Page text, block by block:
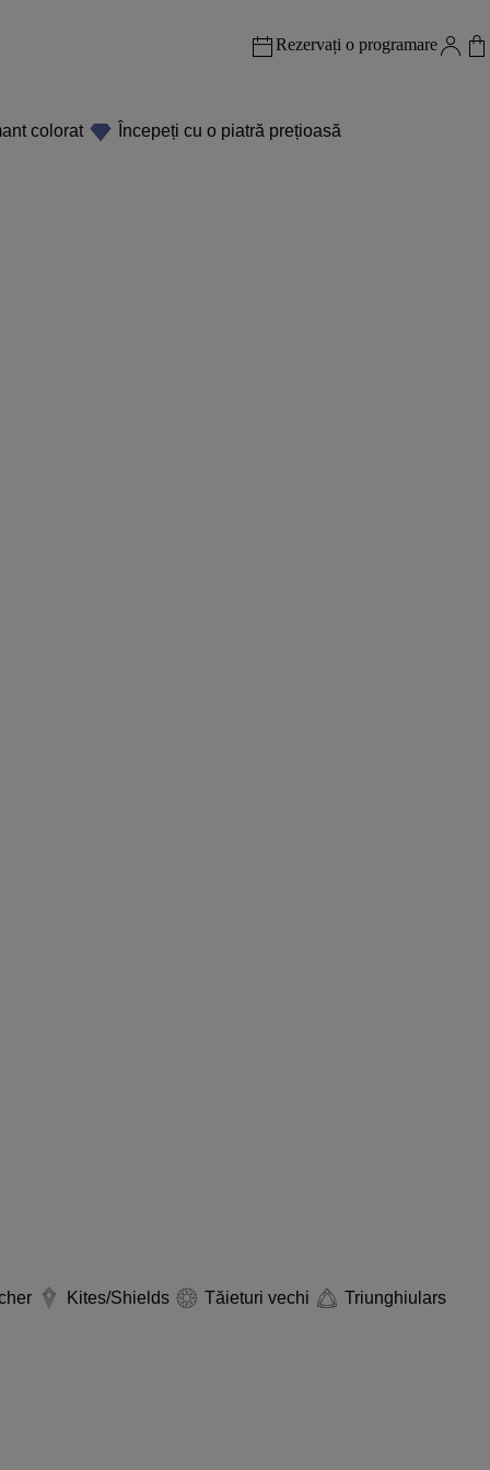
Rezervați o programare
colorat Începeți cu o piatră prețioasă
Kites/Shields Tăieturi vechi Triunghiulars